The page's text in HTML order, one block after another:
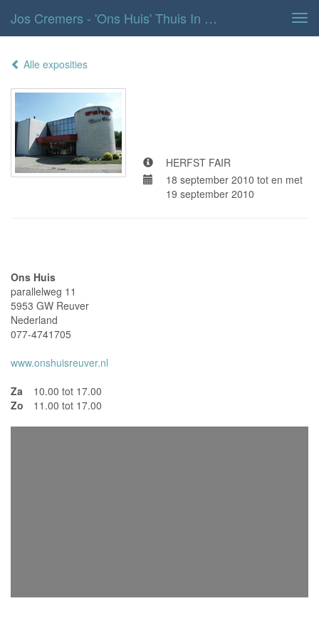
Jos Cremers - 'Ons Huis' Thuis In Wonen
Alle exposities
HERFST FAIR
18 september 2010 tot en met
19 september 2010
Ons Huis
parallelweg 11
5953 GW Reuver
Nederland
077-4741705
www.onshuisreuver.nl
Za
10.00 tot 17.00
Zo
11.00 tot 17.00